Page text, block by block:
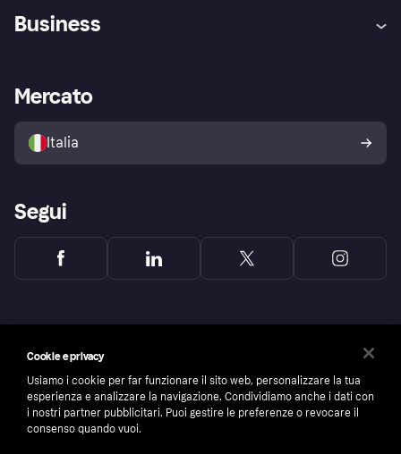
Assistenza
Esplora i negozi
Politica di protezione
dell'acquirente Klarna
Business
Accesso aziende
Mercato
Italia
Segui
Cookie e privacy
Usiamo i cookie per far funzionare il sito web, personalizzare la tua
esperienza e analizzare la navigazione. Condividiamo anche i dati con
i nostri partner pubblicitari. Puoi gestire le preferenze o revocare il
consenso quando vuoi.